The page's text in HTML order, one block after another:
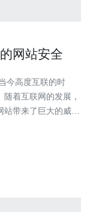
网站安全
着互联网的发展，
站带来了巨大的威
备高性能的防火墙